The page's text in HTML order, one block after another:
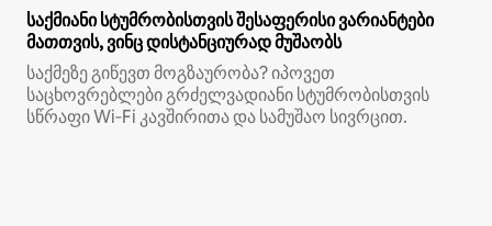
საქმიანი სტუმრობისთვის შესაფერისი ვარიანტები
მათთვის, ვინც დისტანციურად მუშაობს
საქმეზე გიწევთ მოგზაურობა? იპოვეთ
საცხოვრებლები გრძელვადიანი სტუმრობისთვის
სწრაფი Wi‑Fi კავშირითა და სამუშაო სივრცით.